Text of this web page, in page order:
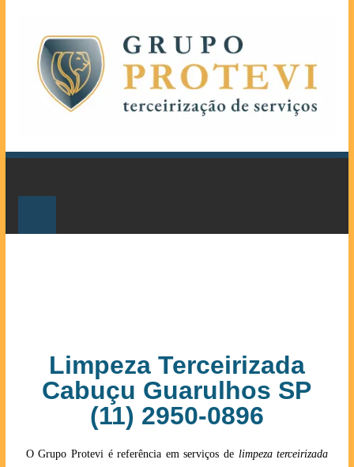
Limpeza Terceirizada
Cabuçu Guarulhos SP
(11) 2950-0896
O Grupo Protevi é referência em serviços de limpeza terceirizada